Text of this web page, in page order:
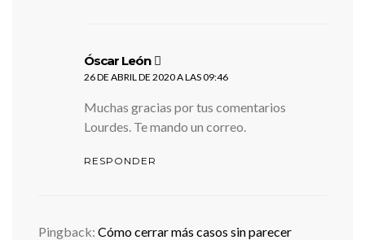
Óscar León
26 DE ABRIL DE 2020 A LAS 09:46
Muchas gracias por tus comentarios
Lourdes. Te mando un correo.
RESPONDER
Pingback: Cómo cerrar más casos sin parecer